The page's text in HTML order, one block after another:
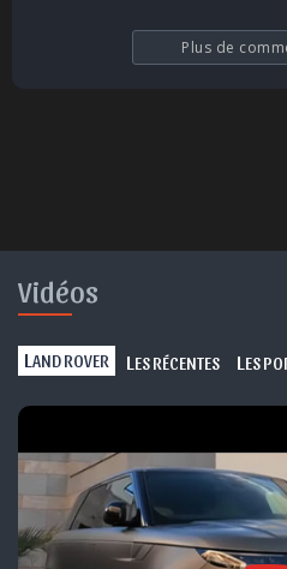
Plus de
Vidéos
L AND ROVER L ES RÉCENTES L ES